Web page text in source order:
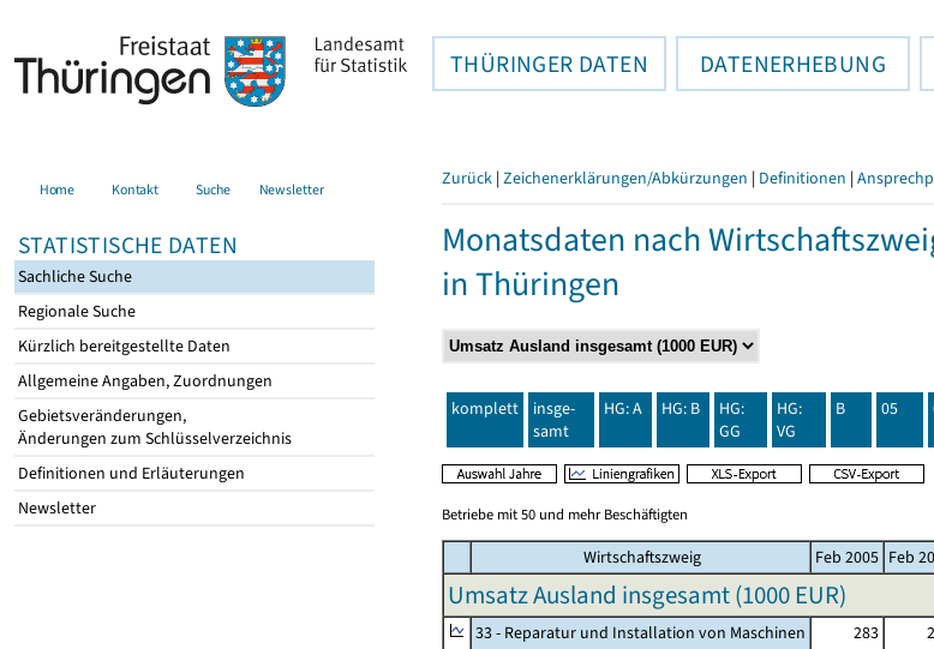
THÜRINGER DATEN DATENERHEBUNG
Home Kontakt Suche Newsletter
STATISTISCHE DATEN
Sachliche Suche
Regionale Suche
Kürzlich bereitgestellte Daten
Allgemeine Angaben, Zuordnungen
Gebietsveränderungen,
Änderungen zum Schlüsselverzeichnis
Definitionen und Erläuterungen
Newsletter
Zurück | Zeichenerklärungen/Abkürzungen | Definitionen |
Monatsdaten nach
in Thüringen
komplett
insge-
samt
HG: A HG: B
HG:
GG
HG:
VG
B 05
Betriebe mit 50 und mehr Beschäftigten
Wirtschaftszweig Feb 2005 Feb
Umsatz Ausland insgesamt (1000 EUR)
33 - Reparatur und Installation von Maschinen 283